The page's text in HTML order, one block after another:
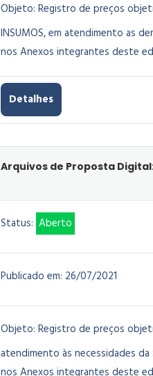
Objeto: Registro de preços
INSUMOS, em atendimento as
nos Anexos integrantes deste
Detalhes
Arquivos de Proposta
Status: Aberto
Publicado em: 26/07/2021
Objeto: Registro de preços
atendimento às necessidades
nos Anexos integrantes deste